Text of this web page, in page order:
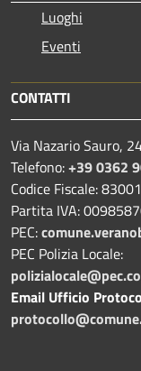
Luoghi
Eventi
CONTATTI
Via Nazario Sauro,
Telefono:+39 0362
Codice Fiscale:
Partita IVA:
PEC:
PEC Polizia Locale:
Email Ufficio